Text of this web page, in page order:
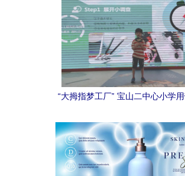
“大拇指梦工厂” 宝山二中心小学